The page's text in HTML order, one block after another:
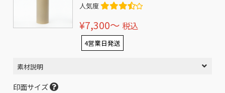
人気度
¥7,300〜 税込
4営業日発送
素材説明
印面サイズ